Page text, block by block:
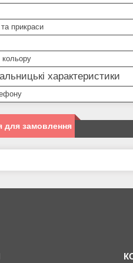
прикраси
кольору
характеристики
для замовлення